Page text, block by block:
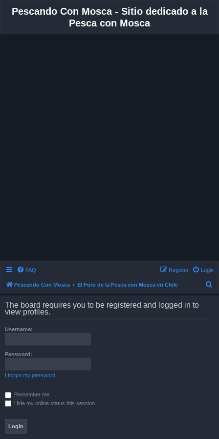
Pescando Con Mosca - Sitio dedicado a la
Pesca con Mosca
FAQ Login
Register
Pescando Con Mosca El Foro de la Pesca con Mosca en Chile
The board requires you to be registered and logged in to
view profiles.
Username:
Password:
I forgot my password
Remember me
Hide my online status this session